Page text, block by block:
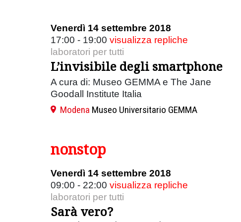
Venerdì 14 settembre 2018
17:00 - 19:00 visualizza repliche
laboratori per tutti
L’invisibile degli smartphone
A cura di: Museo GEMMA e The Jane
Goodall Institute Italia
Modena Museo Universitario GEMMA
nonstop
Venerdì 14 settembre 2018
09:00 - 22:00 visualizza repliche
laboratori per tutti
Sarà vero?